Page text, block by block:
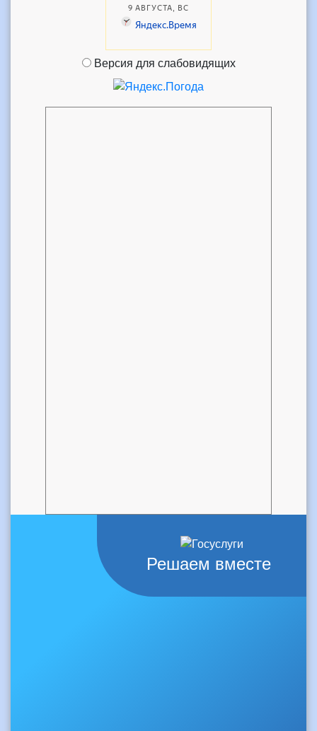
Версия для слабовидящих
Решаем вместе